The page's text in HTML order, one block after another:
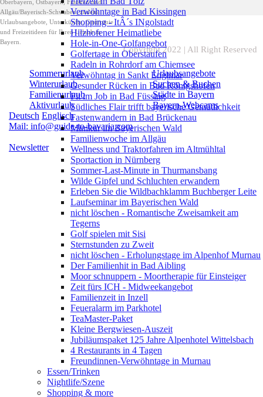
Oberbayern, Ostbayern, Franken und
Allgäu/Bayerisch-Schwaben, zudem
Urlaubsangebote, Unterkünfte, Gastromie
und Freizeitideen für Ihren Urlaub in
Bayern.
Sommerurlaub
Winterurlaub
Familienurlaub
Aktivurlaub
Urlaubsangebote
Suchen & Buchen
Städte in Bayern
Bayern-Webcams
Deutsch Englisch
Mail: info@guide-to-bavaria.com
Newsletter
Copyright 2022 | All Right Reserved
Verwöhntage in Bad Kissingen
Shopping - ItÂ´s INgolstadt
Hilzhofener Heimatliebe
Hole-in-One-Golfangebot
Golfertage in Oberstaufen
Radeln in Rohrdorf am Chiemsee
Verwöhntag in Sankt Englmar
Gesunder Rücken in Bad Königshofen
Fit im Job in Bad Füssing
Südliches Flair trifft bayerische Gemütlichkeit
Fastenwandern in Bad Brückenau
Minikur im Bayerischen Wald
Familienwoche im Allgäu
Wellness und Traktorfahren im Altmühltal
Sportaction in Nürnberg
Sommer-Last-Minute in Thurmansbang
Wilde Gipfel und Schluchten erwandern
Erleben Sie die Wildbachklamm Buchberger Leite
Laufseminar im Bayerischen Wald
nicht löschen - Romantische Zweisamkeit am
Tegerns
Golf spielen mit Sisi
Sternstunden zu Zweit
nicht löschen - Erholungstage im Alpenhof Murnau
Der Familienhit in Bad Aibling
Moor schnuppern - Moortherapie für Einsteiger
Zeit fürs ICH - Midweekangebot
Familienzeit in Inzell
Feueralarm im Parkhotel
TeaMaster-Paket
Kleine Bergwiesen-Auszeit
Jubiläumspaket 125 Jahre Alpenhotel Wittelsbach
4 Restaurants in 4 Tagen
Freundinnen-Verwöhntage in Murnau
Essen/Trinken
Nightlife/Szene
Shopping & more